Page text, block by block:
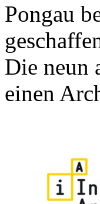
Pongau
Die neun
einen